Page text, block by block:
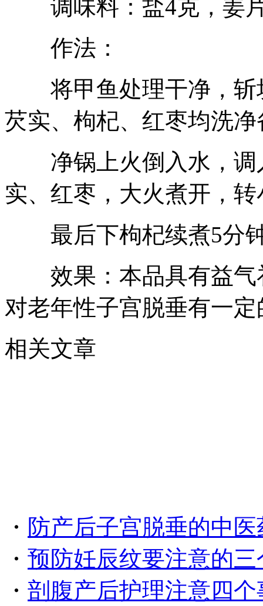
调味料：盐4克，姜
作法：
将甲鱼处理干净，斩
芡实、枸杞、红枣均洗净
净锅上火倒入水，调
实、红枣，大火煮开，
最后下枸杞续煮5分
效果：本品具有益气
对老年性子宫脱垂有一
相关文章
・ 防产后子宫脱垂的中
・ 预防妊辰纹要注意的三
・ 剖腹产后护理注意四